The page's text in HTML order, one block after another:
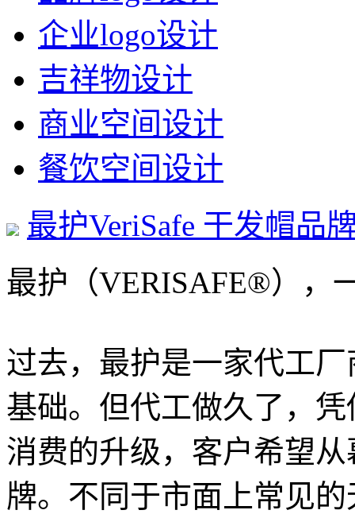
企业logo设计
吉祥物设计
商业空间设计
餐饮空间设计
最护VeriSafe 干发帽品
最护（VERISAFE®），
过去，最护是一家代工
基础。但代工做久了，
消费的升级，客户希望
牌。不同于市面上常见